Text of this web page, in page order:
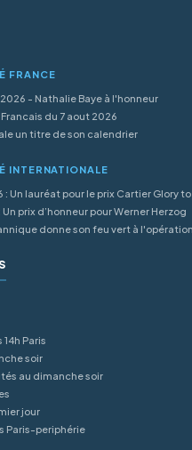
FRANCE
- Nathalie Baye à l'honneur
Francais du 7 aout 2026
un titre de son calendrier
INTERNATIONALE
: Un lauréat pour le prix Cartier Glory
Un prix d’honneur pour Werner Herzog
donne son feu vert à
Paris
soir
au dimanche soir
jour
Paris-periphérie